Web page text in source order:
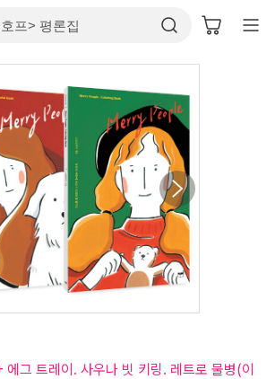
에그 트레이. 사우나 빗 키링. 레트로 물병(이